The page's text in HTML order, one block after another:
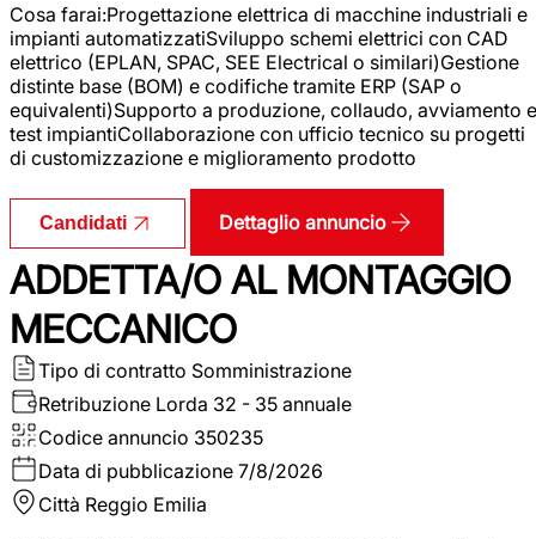
Cosa farai:Progettazione elettrica di macchine industriali e
impianti automatizzatiSviluppo schemi elettrici con CAD
elettrico (EPLAN, SPAC, SEE Electrical o similari)Gestione
distinte base (BOM) e codifiche tramite ERP (SAP o
equivalenti)Supporto a produzione, collaudo, avviamento e
test impiantiCollaborazione con ufficio tecnico su progetti
di customizzazione e miglioramento prodotto
Candidati Dettaglio annuncio
ADDETTA/O AL MONTAGGIO
MECCANICO
Tipo di contratto Somministrazione
Retribuzione Lorda 32 - 35 annuale
Codice annuncio 350235
Data di pubblicazione 7/8/2026
Città Reggio Emilia